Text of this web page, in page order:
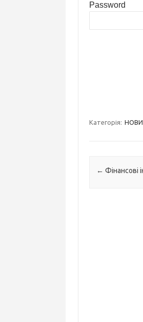
Password
Категорія:
Навігація по
← Фінансові